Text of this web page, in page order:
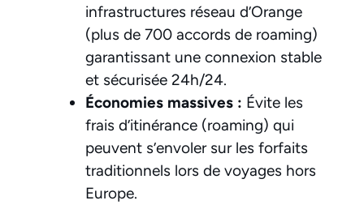
infrastructures réseau d’Orange
(plus de 700 accords de roaming)
garantissant une connexion stable
et sécurisée 24h/24.
Économies massives : Évite les
frais d’itinérance (roaming) qui
peuvent s’envoler sur les forfaits
traditionnels lors de voyages hors
Europe.